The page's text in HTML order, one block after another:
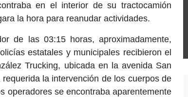
en el interior de su tractocamión
la hora para reanudar actividades.
de las 03:15 horas, aproximadamente,
estatales y municipales recibieron el
Trucking, ubicada en la avenida San
la intervención de los cuerpos de
operadores se encontraba aparentemente